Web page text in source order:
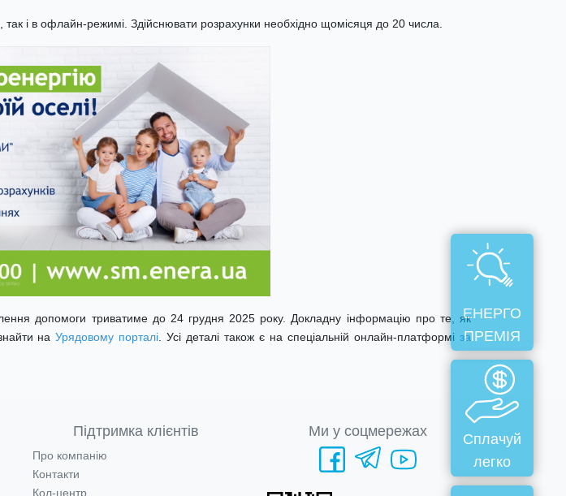
і в офлайн-режимі. Здійснювати розрахунки необхідно щомісяця до 20 числа.
допомоги триватиме до 24 грудня 2025 року. Докладну інформацію про те, як
наУрядовому порталі . Усі деталі також є на спеціальній онлайн-платформіза
Підтримка клієнтів
Про компанію
Контакти
Кол-центр
Ми у соцмережах
Сплачуй
легко
ЕНЕРГО
ПРЕМІЯ